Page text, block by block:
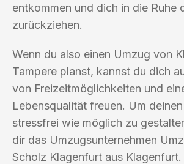
entkommen und dich in die Ruhe
zurückziehen.
Wenn du also einen Umzug von
Tampere planst, kannst du dich
von Freizeitmöglichkeiten und
Lebensqualität freuen. Um
stressfrei wie möglich zu
dir das Umzugsunternehmen
Scholz Klagenfurt aus Klagenfurt.